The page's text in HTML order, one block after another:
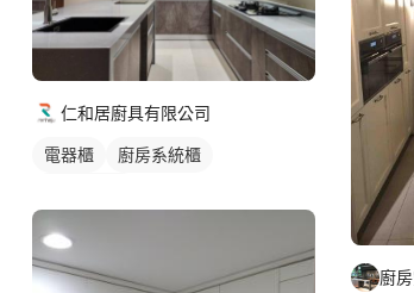
仁和居廚具有限公司
電器櫃
廚房系統櫃
廚